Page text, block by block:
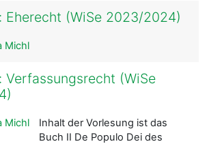
Eherecht (WiSe 2023/2024)
Michl
Verfassungsrecht (WiSe
Inhalt der Vorlesung ist das
Buch II De Populo Dei des
Michl